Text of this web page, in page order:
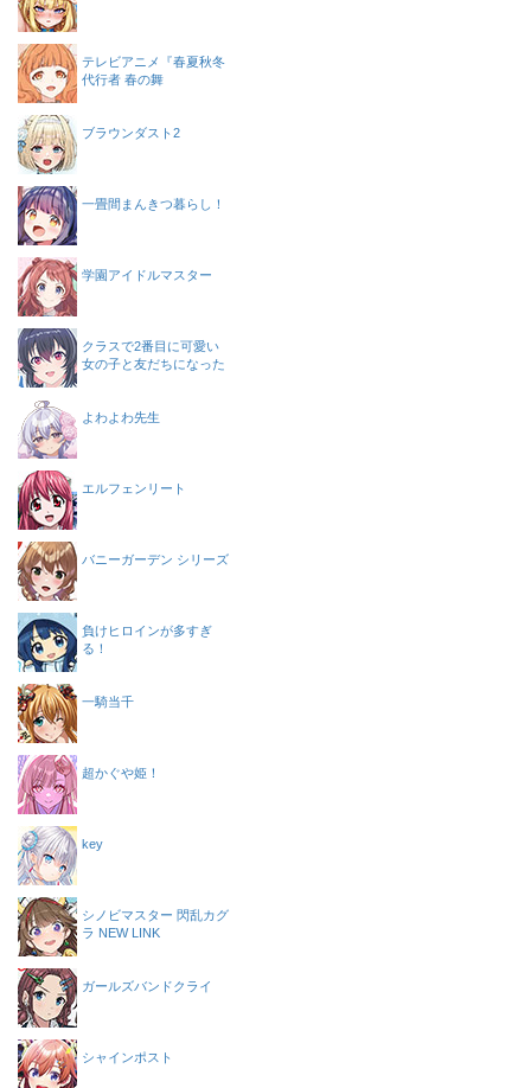
テレビアニメ『春夏秋冬
代行者 春の舞
ブラウンダスト2
一畳間まんきつ暮らし！
学園アイドルマスター
クラスで2番目に可愛い
女の子と友だちになった
よわよわ先生
エルフェンリート
バニーガーデン シリーズ
負けヒロインが多すぎ
る！
一騎当千
超かぐや姫！
key
シノビマスター 閃乱カグ
ラ NEW LINK
ガールズバンドクライ
シャインポスト